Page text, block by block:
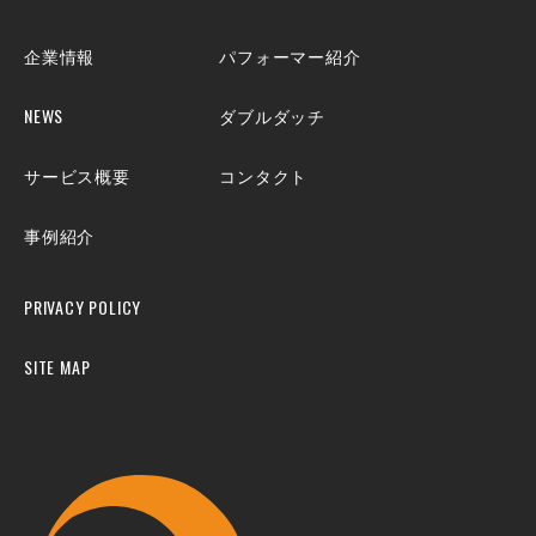
企業情報
NEWS
サービス概要
事例紹介
パフォーマー紹介
ダブルダッチ
コンタクト
PRIVACY POLICY
SITE MAP